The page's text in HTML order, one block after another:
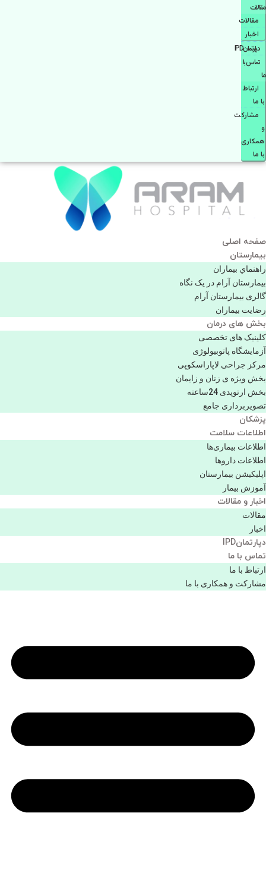
مقالات
مقالات
اخبار
دپارتمانIPD
تماس با
ما
ارتباط
با ما
مشاركت
و
همكاری
با ما
صفحه اصلی
بيمارستان
راهنماي بیماران
بیمارستان آرام در یک نگاه
گالری بیمارستان آرام
رضایت بیماران
بخش های درمان
کلینیک های تخصصی
آزمایشگاه پاتوبیولوژی
مرکز جراحی لاپاراسکوپی
بخش ویژه ی زنان و زایمان
بخش ارتوپدی 24ساعته
تصویربرداری جامع
پزشكان
اطلاعات سلامت
اطلاعات بیماری‌ها
اطلاعات دارو‌ها
اپليكيشن بيمارستان
آموزش بیمار
اخبار و مقالات
مقالات
اخبار
دپارتمانIPD
تماس با ما
ارتباط با ما
مشاركت و همكاری با ما